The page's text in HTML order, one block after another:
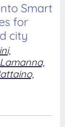
Smart
for
city
Lamanna,